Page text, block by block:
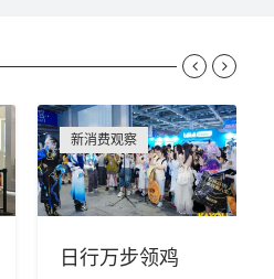
新消费观察
日行万步领鸡
 